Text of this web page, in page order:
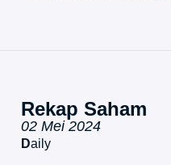
Rekap Saham
02 Mei 2024
Daily